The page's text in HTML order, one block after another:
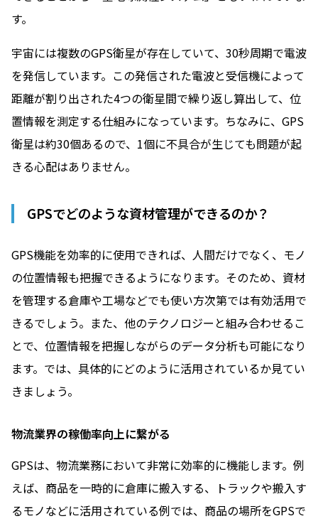
す。
宇宙には複数のGPS衛星が存在していて、30秒周期で電波
を発信しています。この発信された電波と受信機によって
距離が割り出された4つの衛星間で繰り返し算出して、位
置情報を測定する仕組みになっています。ちなみに、GPS
衛星は約30個あるので、1個に不具合が生じても問題が起
きる心配はありません。
GPSでどのような資材管理ができるのか？
GPS機能を効率的に使用できれば、人間だけでなく、モノ
の位置情報も把握できるようになります。そのため、資材
を管理する倉庫や工場などでも使い方次第では有効活用で
きるでしょう。また、他のテクノロジーと組み合わせるこ
とで、位置情報を把握しながらのデータ分析も可能になり
ます。では、具体的にどのように活用されているか見てい
きましょう。
物流業界の稼働率向上に繋がる
GPSは、物流業務において非常に効率的に機能します。例
えば、商品を一時的に倉庫に搬入する、トラックや搬入す
るモノなどに活用されている例では、商品の場所をGPSで